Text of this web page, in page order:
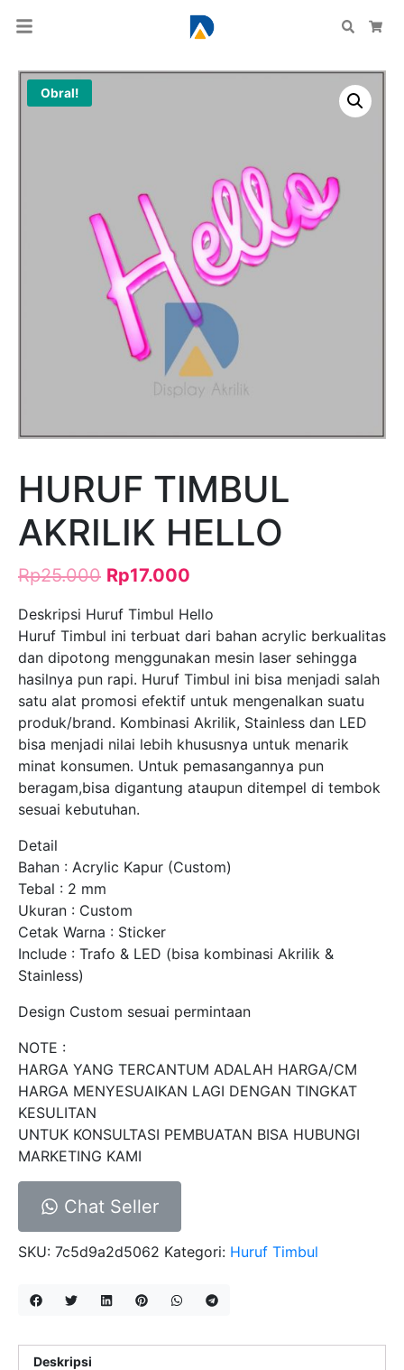
Search
Obral!
HURUF TIMBUL
AKRILIK HELLO
Rp25.000 Rp17.000
Deskripsi Huruf Timbul Hello
Huruf Timbul ini terbuat dari bahan acrylic berkualitas
dan dipotong menggunakan mesin laser sehingga
hasilnya pun rapi. Huruf Timbul ini bisa menjadi salah
satu alat promosi efektif untuk mengenalkan suatu
produk/brand. Kombinasi Akrilik, Stainless dan LED
bisa menjadi nilai lebih khususnya untuk menarik
minat konsumen. Untuk pemasangannya pun
beragam,bisa digantung ataupun ditempel di tembok
sesuai kebutuhan.
Detail
Bahan : Acrylic Kapur (Custom)
Tebal : 2 mm
Ukuran : Custom
Cetak Warna : Sticker
Include : Trafo & LED (bisa kombinasi Akrilik &
Stainless)
Design Custom sesuai permintaan
NOTE :
HARGA YANG TERCANTUM ADALAH HARGA/CM
HARGA MENYESUAIKAN LAGI DENGAN TINGKAT
KESULITAN
UNTUK KONSULTASI PEMBUATAN BISA HUBUNGI
MARKETING KAMI
Chat Seller
SKU: 7c5d9a2d5062 Kategori: Huruf Timbul
Deskripsi